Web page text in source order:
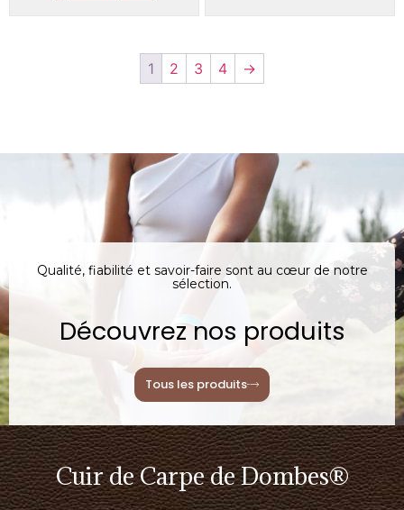
1 2 3 4 →
Qualité, fiabilité et savoir-faire sont au cœur de notre
sélection.
Découvrez nos produits
Tous les produits
Cuir de Carpe de Dombes®